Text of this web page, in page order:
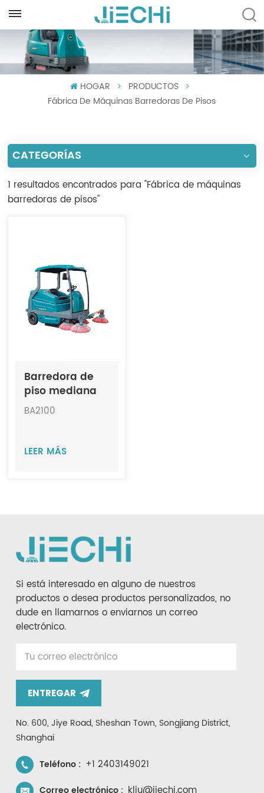
English
Español
Português
العربية
Indonesia
中文
HOGAR
PRODUCTOS
Fábrica De Máquinas Barredoras De Pisos
CATEGORÍAS
1 resultados encontrados para "Fábrica de máquinas
barredoras de pisos"
Barredora de
piso mediana
con operador a
BA2100
LEER MÁS
Si está interesado en alguno de nuestros
productos o desea productos personalizados, no
dude en llamarnos o enviarnos un correo
electrónico.
ENTREGAR
No. 600, Jiye Road, Sheshan Town, Songjiang District,
Shanghai
Teléfono : +1 2403149021
Correo electrónico :